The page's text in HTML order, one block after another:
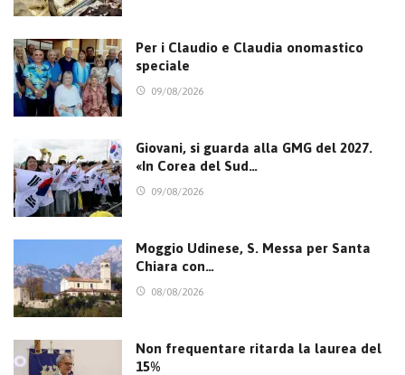
Per i Claudio e Claudia onomastico
speciale
09/08/2026
Giovani, si guarda alla GMG del 2027.
«In Corea del Sud…
09/08/2026
Moggio Udinese, S. Messa per Santa
Chiara con…
08/08/2026
Non frequentare ritarda la laurea del
15%